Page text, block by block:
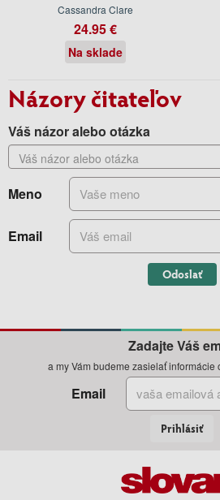
Cassandra Clare
24.95 €
Na sklade
Názory čitateľov
Váš názor alebo otázka
Meno
Email
Odoslať
Zadajte Váš
a my Vám budeme zasielať informácie
Email
Prihlásiť